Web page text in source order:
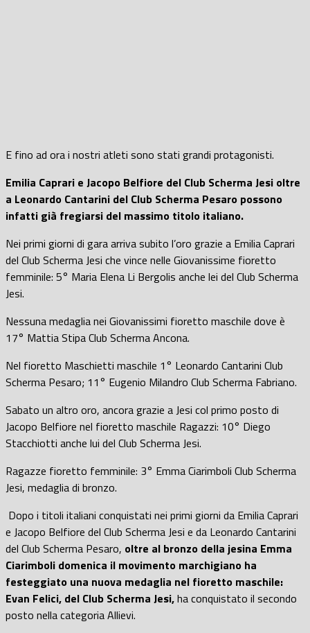
E fino ad ora i nostri atleti sono stati grandi protagonisti.
Emilia Caprari e Jacopo Belfiore del Club Scherma Jesi oltre
a Leonardo Cantarini del Club Scherma Pesaro possono
infatti già fregiarsi del massimo titolo italiano.
Nei primi giorni di gara arriva subito l’oro grazie a Emilia Caprari
del Club Scherma Jesi che vince nelle Giovanissime fioretto
femminile: 5° Maria Elena Li Bergolis anche lei del Club Scherma
Jesi.
Nessuna medaglia nei Giovanissimi fioretto maschile dove è
17° Mattia Stipa Club Scherma Ancona.
Nel fioretto Maschietti maschile 1° Leonardo Cantarini Club
Scherma Pesaro; 11° Eugenio Milandro Club Scherma Fabriano.
Sabato un altro oro, ancora grazie a Jesi col primo posto di
Jacopo Belfiore nel fioretto maschile Ragazzi: 10° Diego
Stacchiotti anche lui del Club Scherma Jesi.
Ragazze fioretto femminile: 3° Emma Ciarimboli Club Scherma
Jesi, medaglia di bronzo.
Dopo i titoli italiani conquistati nei primi giorni da Emilia Caprari
e Jacopo Belfiore del Club Scherma Jesi e da Leonardo Cantarini
del Club Scherma Pesaro, oltre al bronzo della jesina Emma
Ciarimboli domenica il movimento marchigiano ha
festeggiato una nuova medaglia nel fioretto maschile:
Evan Felici, del Club Scherma Jesi,ha conquistato il secondo
posto nella categoria Allievi.